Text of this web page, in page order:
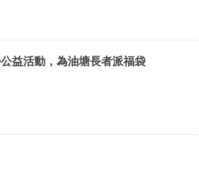
益活動，為油塘長者派福袋